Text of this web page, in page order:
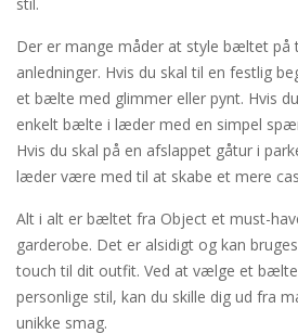
Der er mange måder at style bæltet på
anledninger. Hvis du skal til en festlig
et bælte med glimmer eller pynt. Hvis
enkelt bælte i læder med en simpel
Hvis du skal på en afslappet gåtur i
læder være med til at skabe et mere
Alt i alt er bæltet fra Object et must-
garderobe. Det er alsidigt og kan
touch til dit outfit. Ved at vælge et
personlige stil, kan du skille dig ud fra
unikke smag.